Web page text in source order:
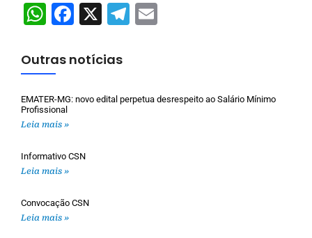
WhatsApp
Facebook
X Telegram
Outras notícias
EMATER-MG: novo edital perpetua desrespeito ao Salário Mínimo
Profissional
Leia mais »
Informativo CSN
Leia mais »
Convocação CSN
Leia mais »